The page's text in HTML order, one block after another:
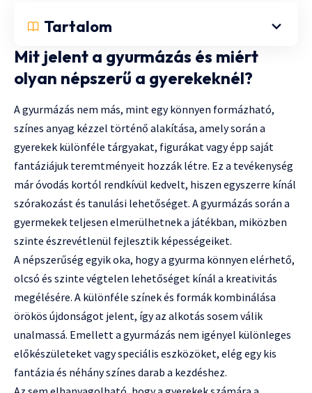
Tartalom
Mit jelent a gyurmázás és miért
olyan népszerű a gyerekeknél?
A gyurmázás nem más, mint egy könnyen formázható,
színes anyag kézzel történő alakítása, amely során a
gyerekek különféle tárgyakat, figurákat vagy épp saját
fantáziájuk teremtményeit hozzák létre. Ez a tevékenység
már óvodás kortól rendkívül kedvelt, hiszen egyszerre kínál
szórakozást és tanulási lehetőséget. A gyurmázás során a
gyermekek teljesen elmerülhetnek a játékban, miközben
szinte észrevétlenül fejlesztik képességeiket.
A népszerűség egyik oka, hogy a gyurma könnyen elérhető,
olcsó és szinte végtelen lehetőséget kínál a kreativitás
megélésére. A különféle színek és formák kombinálása
örökös újdonságot jelent, így az alkotás sosem válik
unalmassá. Emellett a gyurmázás nem igényel különleges
előkészületeket vagy speciális eszközöket, elég egy kis
fantázia és néhány színes darab a kezdéshez.